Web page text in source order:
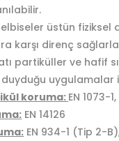
üstün fiziksel
karşı direnç
partiküller ve hafif
uygulamalar
koruma: EN 1073-
EN 14126
EN 934-1 (Tip 2-